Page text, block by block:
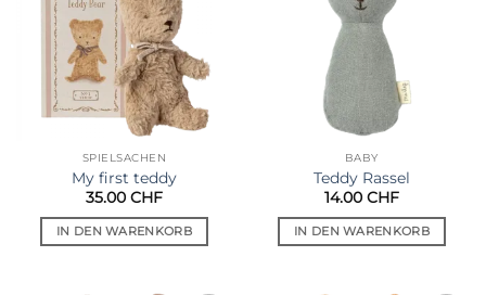
SPIELSACHEN
My first teddy
35.00 CHF
IN DEN WARENKORB
BABY
Teddy Rassel
14.00 CHF
IN DEN WARENKORB